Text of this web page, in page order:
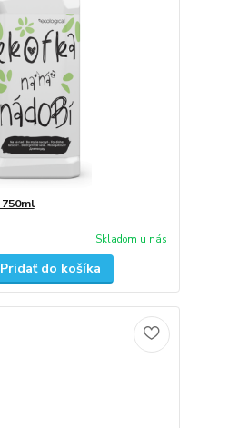
750ml
Skladom u nás
Pridať do košíka